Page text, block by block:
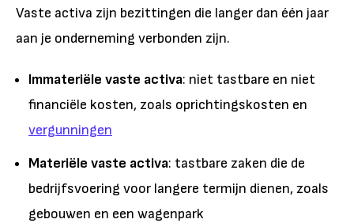
Vaste activa zijn bezittingen die langer dan één jaar
aan je onderneming verbonden zijn.
Immateriële vaste activa: niet tastbare en niet
financiële kosten, zoals oprichtingskosten en
vergunningen
Materiële vaste activa: tastbare zaken die de
bedrijfsvoering voor langere termijn dienen, zoals
gebouwen en een wagenpark